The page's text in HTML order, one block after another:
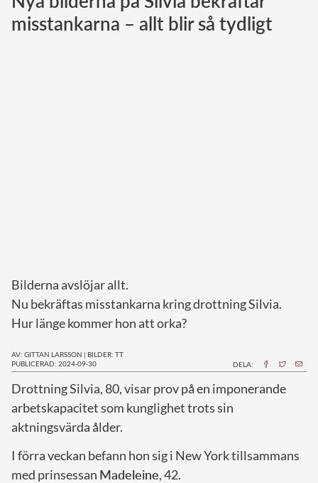
Norska kungahuset
misstankarna – allt blir så tydligt
Bilderna avslöjar allt.
Nu bekräftas misstankarna kring drottning Silvia.
Hur länge kommer hon att orka?
AV: GITTAN LARSSON | BILDER: TT
PUBLICERAD: 2024-09-30
DELA:
Drottning Silvia, 80, visar prov på en imponerande
arbetskapacitet som kunglighet trots sin
aktningsvärda ålder.
I förra veckan befann hon sig i New York tillsammans
med prinsessan Madeleine, 42.